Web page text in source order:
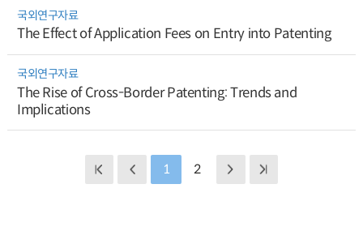
국외연구자료
The Effect of Application Fees on Entry into Patenting
국외연구자료
The Rise of Cross-Border Patenting: Trends and
Implications
1 2